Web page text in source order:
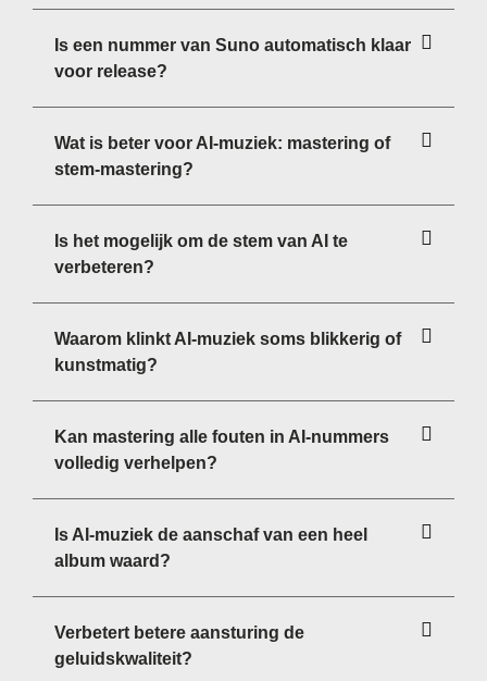
Is een nummer van Suno automatisch klaar
voor release?
Wat is beter voor AI-muziek: mastering of
stem-mastering?
Is het mogelijk om de stem van AI te
verbeteren?
Waarom klinkt AI-muziek soms blikkerig of
kunstmatig?
Kan mastering alle fouten in AI-nummers
volledig verhelpen?
Is AI-muziek de aanschaf van een heel
album waard?
Verbetert betere aansturing de
geluidskwaliteit?